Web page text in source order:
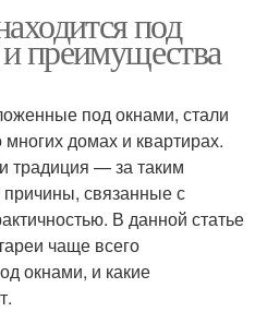
под
преимущества
под окнами, стали
домах и квартирах.
традиция — за таким
связанные с
В данной статье
чаще всего
окнами, и какие